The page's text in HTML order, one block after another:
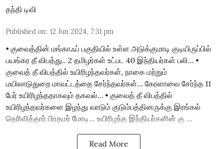
தந்தி டிவி
Published on: 12 Jun 2024, 7:31 pm
• குவைத்தின் மங்காஃப் பகுதியில் உள்ள அடுக்குமாடி குடியிருப்பில்
பயங்கர தீ விபத்து.. 2 தமிழர்கள் உட்பட 40 இந்தியர்கள் பலி... •
குவைத் தீ விபத்தில் உயிரிழந்தவர்கள், நாகை மற்றும்
மயிலாடுதுறை மாவட்டத்தை சேர்ந்தவர்கள்... கேரளாவை சேர்ந்த 11
பேர் உயிரிழந்ததாகவும் தகவல்... • குவைத் தீ விபத்தில்
உயிரிழந்தவர்களை இழந்து வாடும் குடும்பத்தினருக்கு இரங்கல்
தெரிவித்தார் பிரதமர் மோடி... உயிரிழந்த இந்தியர்களின் கு ...
Read More